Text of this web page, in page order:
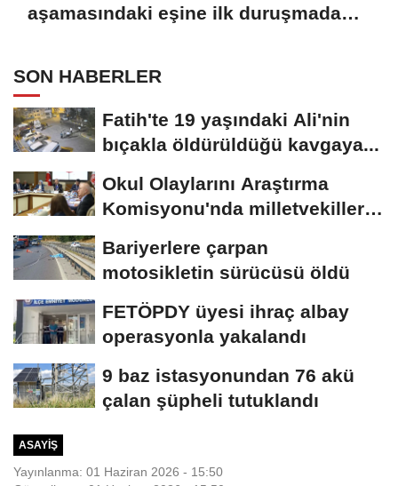
aşamasındaki eşine ilk duruşmada
SON HABERLER
Fatih'te 19 yaşındaki Ali'nin
bıçakla öldürüldüğü kavgaya...
Okul Olaylarını Araştırma
Komisyonu'nda milletvekilleri
Bariyerlere çarpan
motosikletin sürücüsü öldü
FETÖPDY üyesi ihraç albay
operasyonla yakalandı
9 baz istasyonundan 76 akü
çalan şüpheli tutuklandı
ASAYIŞ
Yayınlanma: 01 Haziran 2026 - 15:50